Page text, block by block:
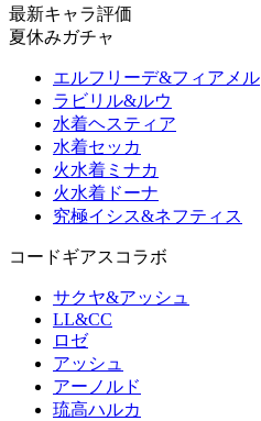
最新キャラ評価
夏休みガチャ
エルフリーデ&フィアメル
ラビリル&ルウ
水着ヘスティア
水着セッカ
火水着ミナカ
火水着ドーナ
究極イシス&ネフティス
コードギアスコラボ
サクヤ&アッシュ
LL&CC
ロゼ
アッシュ
アーノルド
琉高ハルカ